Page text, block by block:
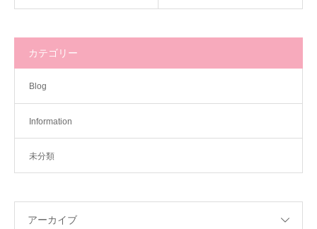
カテゴリー
Blog
Information
未分類
アーカイブ